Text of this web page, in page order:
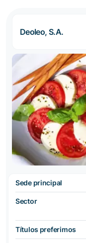
Deoleo, S.A.
Sede principal
Sector
Títulos preferimos